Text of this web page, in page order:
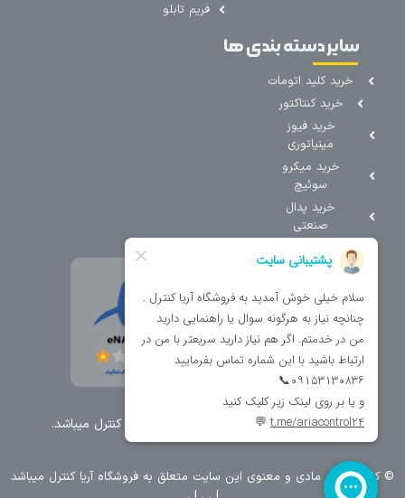
فریم تابلو
سایر دسته بندی ها
خرید کلید اتومات
خرید کنتاکتور
خرید فیوز
مینیاتوری
خرید میکرو
سوئیچ
خرید پدال
صنعتی
تمامی حقوق مطالب و سایت نزد شرکت اریا کنترل میباشد.
© کليه حقوق مادی و معنوی اين سايت متعلق به فروشگاه آریا کنترل ميباشد